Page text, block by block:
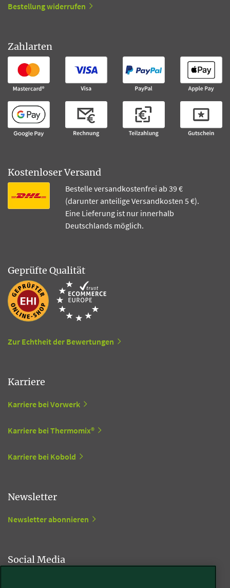
Bestellung widerrufen
Zahlarten
Kostenloser Versand
Bestelle versandkostenfrei ab 39 €
(darunter anteilige Versandkosten 5 €).
Eine Lieferung ist nur innerhalb
Deutschlands möglich.
Geprüfte Qualität
Zur Echtheit der Bewertungen
Karriere
Karriere bei Vorwerk
Karriere bei Thermomix®
Karriere bei Kobold
Newsletter
Newsletter abonnieren
Social Media